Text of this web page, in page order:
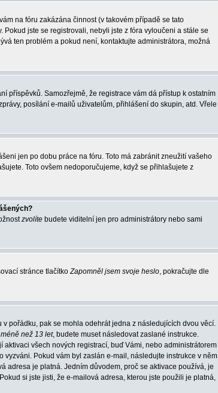
na fóru zakázána činnost (v takovém případě se tato
jste se registrovali, nebyli jste z fóra vyloučeni a stále se
ten problém a pokud není, kontaktujte administrátora, možná
příspěvků. Samozřejmě, že registrace vám dá přístup k ostatním
posílání e-mailů uživatelům, přihlášení do skupin, atd. Vřele
jen po dobu práce na fóru. Toto má zabránit zneužití vašeho
Toto ovšem nedoporučujeme, když se přihlašujete z
zvolíte budete viditelní jen pro administrátory nebo sami
stránce tlačítkoZapomněl jsem svoje heslo, pokračujte dle
pořádku, pak se mohla odehrát jedna z následujících dvou věcí.
než 13 let, budete muset následovat zaslané instrukce.
všech nových registrací, buď Vámi, nebo administrátorem
Pokud vám byl zaslán e-mail, následujte instrukce v něm
adresa je platná. Jedním důvodem, proč se aktivace používá, je
si jste jisti, že e-mailová adresa, kterou jste použili je platná,